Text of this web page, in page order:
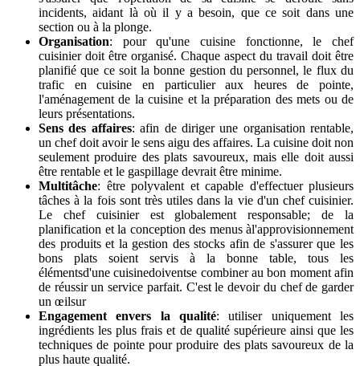
incidents, aidant là où il y a besoin, que ce soit dans une
section ou à la plonge.
Organisation: pour qu'une cuisine fonctionne, le chef
cuisinier doit être organisé. Chaque aspect du travail doit être
planifié que ce soit la bonne gestion du personnel, le flux du
trafic en cuisine en particulier aux heures de pointe,
l'aménagement de la cuisine et la préparation des mets ou de
leurs présentations.
Sens des affaires: afin de diriger une organisation rentable,
un chef doit avoir le sens aigu des affaires. La cuisine doit non
seulement produire des plats savoureux, mais elle doit aussi
être rentable et le gaspillage devrait être minime.
Multitâche: être polyvalent et capable d'effectuer plusieurs
tâches à la fois sont très utiles dans la vie d'un chef cuisinier.
Le chef cuisinier est globalement responsable; de la
planification et la conception des menus àl'approvisionnement
des produits et la gestion des stocks afin de s'assurer que les
bons plats soient servis à la bonne table, tous les
élémentsd'une cuisinedoiventse combiner au bon moment afin
de réussir un service parfait. C'est le devoir du chef de garder
un œilsur
Engagement envers la qualité: utiliser uniquement les
ingrédients les plus frais et de qualité supérieure ainsi que les
techniques de pointe pour produire des plats savoureux de la
plus haute qualité.